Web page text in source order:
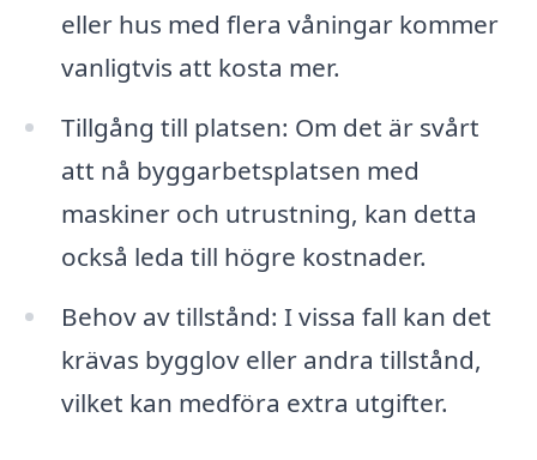
eller hus med flera våningar kommer
vanligtvis att kosta mer.
Tillgång till platsen: Om det är svårt
att nå byggarbetsplatsen med
maskiner och utrustning, kan detta
också leda till högre kostnader.
Behov av tillstånd: I vissa fall kan det
krävas bygglov eller andra tillstånd,
vilket kan medföra extra utgifter.